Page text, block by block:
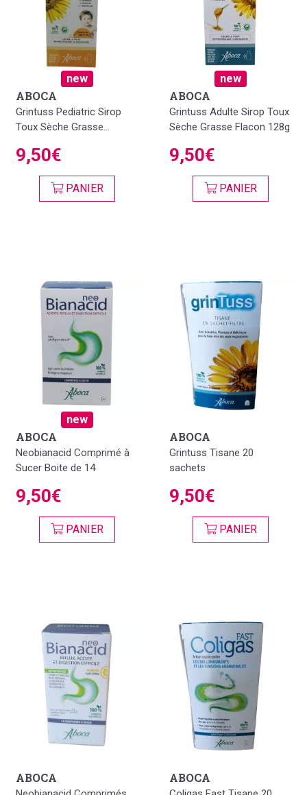
new
ABOCA
Grintuss Pediatric Sirop
Toux Sèche Grasse...
9,50€
PANIER
new
ABOCA
Grintuss Adulte Sirop Toux
Sèche Grasse Flacon 128g
9,50€
PANIER
new
ABOCA
Neobianacid Comprimé à
Sucer Boite de 14
9,50€
PANIER
ABOCA
Grintuss Tisane 20
sachets
9,50€
PANIER
ABOCA ABOCA